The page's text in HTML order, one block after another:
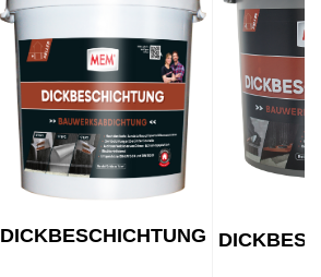
DICKBESCHICHTUNG